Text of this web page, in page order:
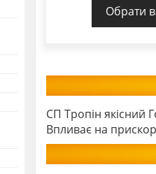
Обрати
СП Тропін якісний
Впливає на